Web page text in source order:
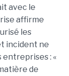
avec le
affirme
les
incident ne
entreprises : «
de